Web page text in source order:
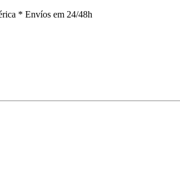
* Envíos em 24/48h